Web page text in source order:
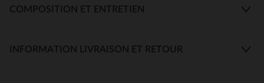
COMPOSITION ET ENTRETIEN
INFORMATION LIVRAISON ET RETOUR